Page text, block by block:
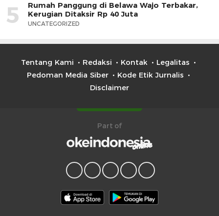
5
Rumah Panggung di Belawa Wajo Terbakar,
Kerugian Ditaksir Rp 40 Juta
UNCATEGORIZED
Tentang Kami Redaksi Kontak
Legalitas
Pedoman Media Siber
Kode Etik Jurnalis
Disclaimer
Part of